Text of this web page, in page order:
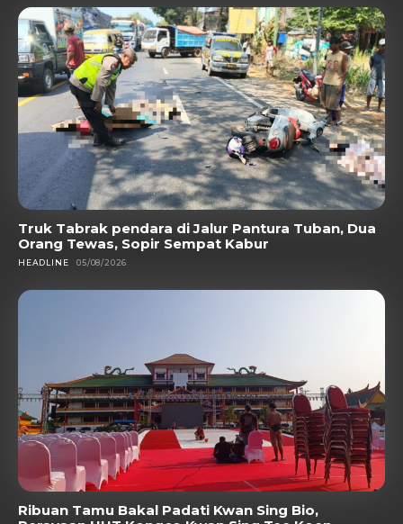
Truk Tabrak pendara di Jalur Pantura Tuban, Dua
Orang Tewas, Sopir Sempat Kabur
HEADLINE 05/08/2026
Ribuan Tamu Bakal Padati Kwan Sing Bio,